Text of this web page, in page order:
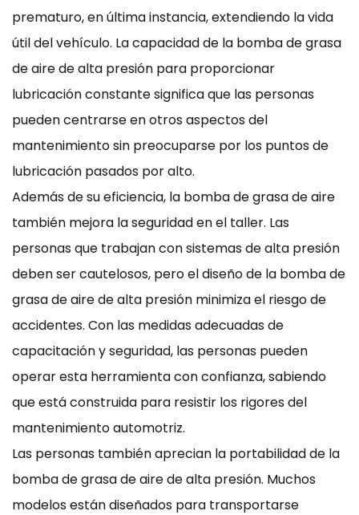
prematuro, en última instancia, extendiendo la vida
útil del vehículo. La capacidad de la bomba de grasa
de aire de alta presión para proporcionar
lubricación constante significa que las personas
pueden centrarse en otros aspectos del
mantenimiento sin preocuparse por los puntos de
lubricación pasados ​​por alto.
Además de su eficiencia, la bomba de grasa de aire
también mejora la seguridad en el taller. Las
personas que trabajan con sistemas de alta presión
deben ser cautelosos, pero el diseño de la bomba de
grasa de aire de alta presión minimiza el riesgo de
accidentes. Con las medidas adecuadas de
capacitación y seguridad, las personas pueden
operar esta herramienta con confianza, sabiendo
que está construida para resistir los rigores del
mantenimiento automotriz.
Las personas también aprecian la portabilidad de la
bomba de grasa de aire de alta presión. Muchos
modelos están diseñados para transportarse